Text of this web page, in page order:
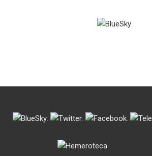
. . .